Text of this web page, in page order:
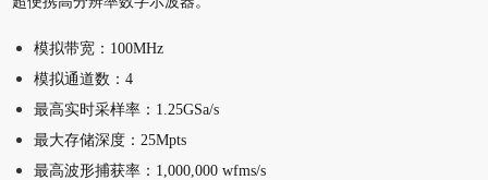
模拟带宽：100MHz
模拟通道数：4
最高实时采样率：1.25GSa/s
最大存储深度：25Mpts
最高波形捕获率：1,000,000 wfms/s